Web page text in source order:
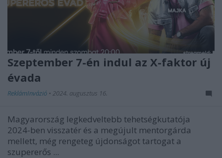
Szeptember 7-én indul az X-faktor új
évada
ReklámInvázió • 2024. augusztus 16.
Magyarország legkedveltebb tehetségkutatója
2024-ben visszatér és a megújult mentorgárda
mellett, még rengeteg újdonságot tartogat a
szupererős ...